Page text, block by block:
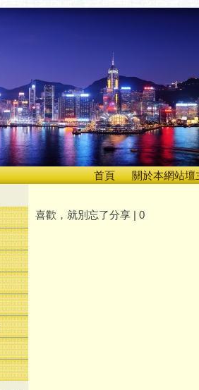
首頁
關於本網站壇
喜歡，就別忘了分享 | 0